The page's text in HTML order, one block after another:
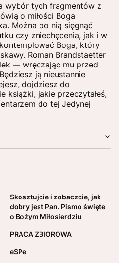
wybór tych fragmentów z
o miłości Boga
Można po nią sięgnąć
czy zniechęcenia, jak i w
Boga, który
Roman Brandstaetter
— wręczając mu przed
ją nieustannie
dojdziesz do
książki, jakie przeczytałeś,
do tej Jedynej
Skosztujcie i zobaczcie, jak
dobry jest Pan. Pismo święte
o Bożym Miłosierdziu
PRACA ZBIOROWA
eSPe